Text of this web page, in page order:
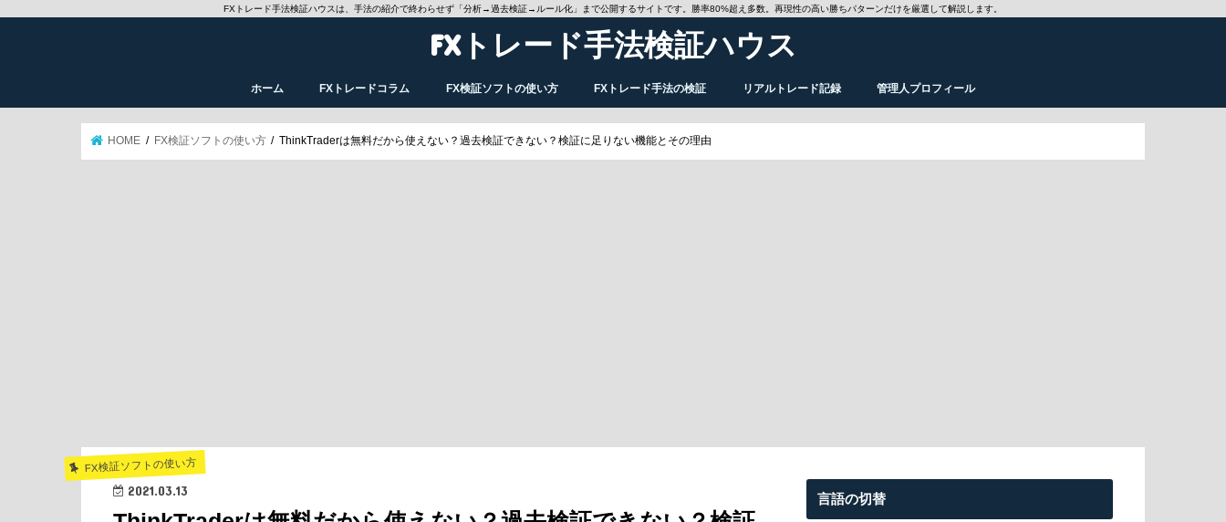
FXトレード手法検証ハウスは、手法の紹介で終わらせず「分析→過去検証→ルール化」まで公開するサイトです。勝率80%超え多数。再現性の高い勝ちパターンだけを厳選して解説します。
FXトレード手法検証ハウス
ホーム FXトレードコラム FX検証ソフトの使い方 FXトレード手法の検証 リアルトレード記録 管理人プロフィール
HOME FX検証ソフトの使い方 ThinkTraderは無料だから使えない？過去検証できない？検証に足りない機能とその理由
FX検証ソフトの使い方
2021.03.13
言語の切替